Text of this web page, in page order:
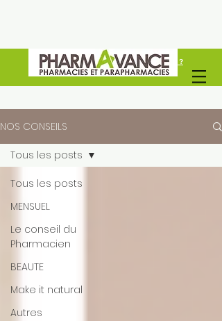
Vous êtes un professionel de santé ?
Découvrez Pharmavance Groupe
NOS CONSEILS
Tous les posts
MENSUEL
Le conseil du
Pharmacien
BEAUTE
Make it natural
Autres
Tous les posts